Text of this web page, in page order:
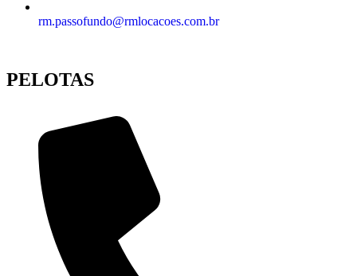
rm.passofundo@rmlocacoes.com.br
PELOTAS